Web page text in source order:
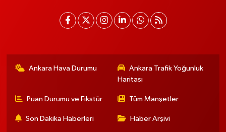
Ankara Hava Durumu
Ankara Trafik Yoğunluk
Haritası
Puan Durumu ve Fikstür Tüm Manşetler
Son Dakika Haberleri Haber Arşivi